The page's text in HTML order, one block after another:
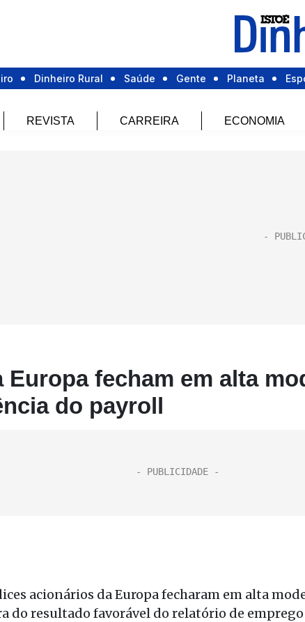
Dinheiro Rural Saúde Gente Planeta
REVISTA CARREIRA ECONOMIA
Europa fecham em alta
do payroll
acionários da Europa fecharam em alta
do resultado favorável do relatório de